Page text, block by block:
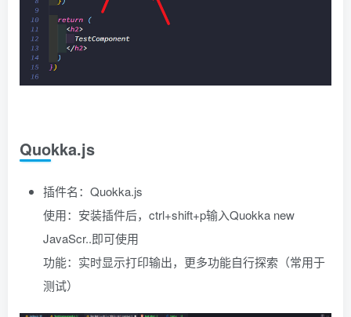
Quokka.js
插件名：Quokka.js
使用：安装插件后，ctrl+shift+p输入Quokka new
JavaScr..即可使用
功能：实时显示打印输出，更多功能自行探索（常用于
测试）